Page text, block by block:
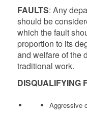
FAULTS: Any
should be
which the fault
proportion to its
and welfare of the
traditional work.
DISQUALIFYING
Aggressive